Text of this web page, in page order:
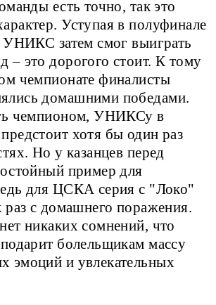
есть точно, так это
Уступая в полуфинале
УНИКС затем смог выиграть
– это дорогого стоит. К тому
чемпионате финалисты
домашними победами.
чемпионом, УНИКСу в
хотя бы один раз
Но у казанцев перед
пример для
для ЦСКА серия с "Локо"
раз с домашнего поражения.
никаких сомнений, что
болельщикам массу
эмоций и увлекательных